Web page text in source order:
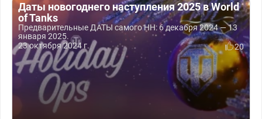
Даты новогоднего наступления 2025 в World
of Tanks
Предварительные ДАТЫ самого НН: 6 декабря 2024 — 13
января 2025.
23 октября 2024 г.
20